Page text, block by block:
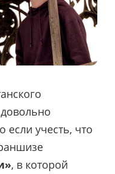
если учесть, что
, в которой